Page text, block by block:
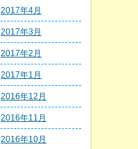
2017年4月
2017年3月
2017年2月
2017年1月
2016年12月
2016年11月
2016年10月